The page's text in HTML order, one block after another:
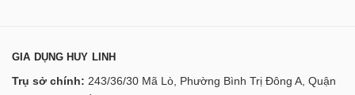
GIA DỤNG HUY LINH
Trụ sở chính: 243/36/30 Mã Lò, Phường Bình Trị Đông A, Quận